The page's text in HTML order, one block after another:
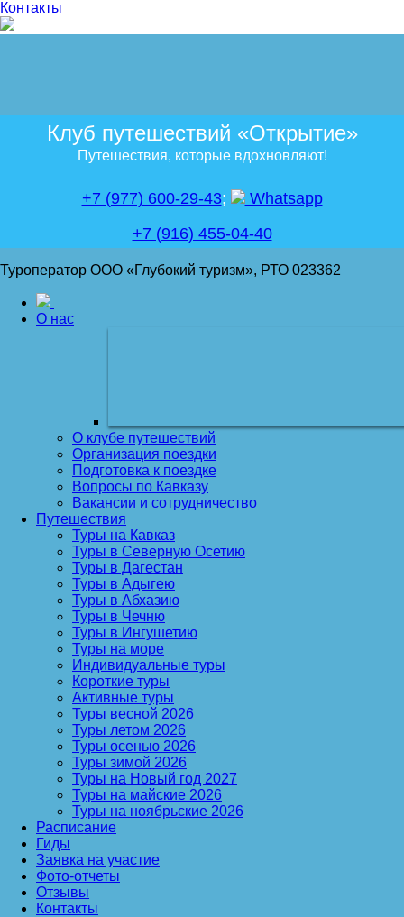
Контакты
Клуб путешествий «Открытие»
Путешествия, которые вдохновляют!
+7 (977) 600-29-43;
Whatsapp
+7 (916) 455-04-40
Туроператор ООО «Глубокий туризм», РТО 023362
О нас
О клубе путешествий
Организация поездки
Подготовка к поездке
Вопросы по Кавказу
Вакансии и сотрудничество
Путешествия
Туры на Кавказ
Туры в Северную Осетию
Туры в Дагестан
Туры в Адыгею
Туры в Абхазию
Туры в Чечню
Туры в Ингушетию
Туры на море
Индивидуальные туры
Короткие туры
Активные туры
Туры весной 2026
Туры летом 2026
Туры осенью 2026
Туры зимой 2026
Туры на Новый год 2027
Туры на майские 2026
Туры на ноябрьские 2026
Расписание
Гиды
Заявка на участие
Фото-отчеты
Отзывы
Контакты